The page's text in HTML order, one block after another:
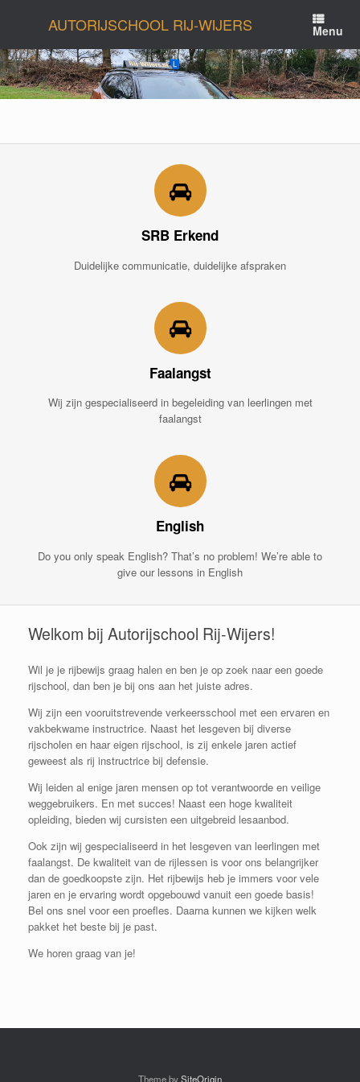
inhoud
AUTORIJSCHOOL RIJ-WIJERS Menu
SRB Erkend
Duidelijke communicatie, duidelijke afspraken
Faalangst
Wij zijn gespecialiseerd in begeleiding van leerlingen met
faalangst
English
Do you only speak English? That’s no problem! We’re able to
give our lessons in English
Welkom bij Autorijschool Rij-Wijers!
Wil je je rijbewijs graag halen en ben je op zoek naar een goede
rijschool, dan ben je bij ons aan het juiste adres.
Wij zijn een vooruitstrevende verkeersschool met een ervaren en
vakbekwame instructrice. Naast het lesgeven bij diverse
rijscholen en haar eigen rijschool, is zij enkele jaren actief
geweest als rij instructrice bij defensie.
Wij leiden al enige jaren mensen op tot verantwoorde en veilige
weggebruikers. En met succes! Naast een hoge kwaliteit
opleiding, bieden wij cursisten een uitgebreid lesaanbod.
Ook zijn wij gespecialiseerd in het lesgeven van leerlingen met
faalangst. De kwaliteit van de rijlessen is voor ons belangrijker
dan de goedkoopste zijn. Het rijbewijs heb je immers voor vele
jaren en je ervaring wordt opgebouwd vanuit een goede basis!
Bel ons snel voor een proefles. Daarna kunnen we kijken welk
pakket het beste bij je past.
We horen graag van je!
Theme bySiteOrigin